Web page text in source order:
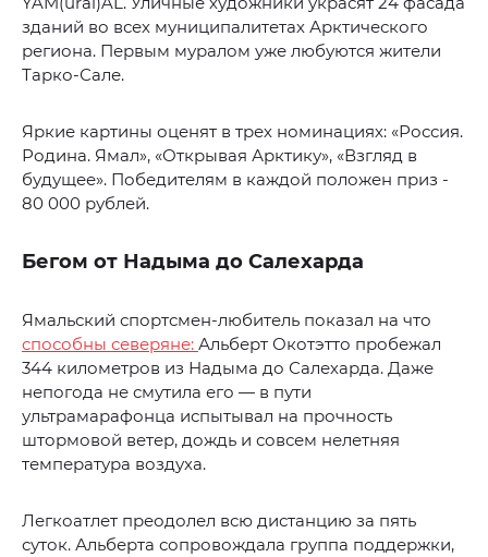
зданий во всех муниципалитетах Арктического
региона. Первым муралом уже любуются жители
Тарко-Сале.
Яркие картины оценят в трех номинациях: «Россия.
Родина. Ямал», «Открывая Арктику», «Взгляд в
будущее». Победителям в каждой положен приз -
80 000 рублей.
Бегом от Надыма до Салехарда
Ямальский спортсмен-любитель показал на что
способны северяне: Альберт Окотэтто пробежал
344 километров из Надыма до Салехарда. Даже
непогода не смутила его — в пути
ультрамарафонца испытывал на прочность
штормовой ветер, дождь и совсем нелетняя
температура воздуха.
Легкоатлет преодолел всю дистанцию за пять
суток. Альберта сопровождала группа поддержки,